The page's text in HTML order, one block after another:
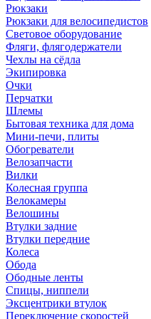
Рюкзаки
Рюкзаки для велосипедистов
Световое оборудование
Фляги, флягодержатели
Чехлы на сёдла
Экипировка
Очки
Перчатки
Шлемы
Бытовая техника для дома
Мини-печи, плиты
Обогреватели
Велозапчасти
Вилки
Колесная группа
Велокамеры
Велошины
Втулки задние
Втулки передние
Колеса
Обода
Ободные ленты
Спицы, ниппели
Эксцентрики втулок
Переключение скоростей